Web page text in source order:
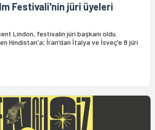
Festivali'nin jüri üyeleri
Lindon, festivalin jüri başkanı oldu.
Hindistan'a; İran'dan İtalya ve İsveç'e 8 jüri